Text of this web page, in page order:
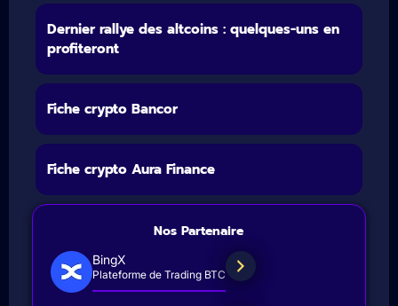
Dernier rallye des altcoins : quelques-uns en
profiteront
Fiche crypto Bancor
Fiche crypto Aura Finance
Nos Partenaire
BingX
Plateforme de Trading BTC